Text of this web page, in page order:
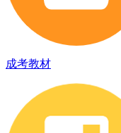
成考教材